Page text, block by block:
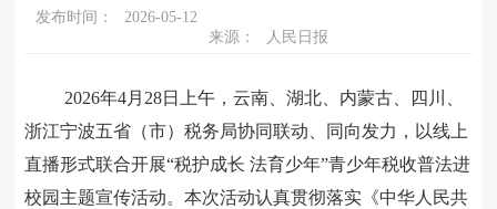
发布时间：
2026-05-12
来源：
人民日报
2026年4月 28日上午，云南、湖北、内蒙古、四川、
浙江宁波五省（市）税务局协同联动、同向发力，以线上
直播形式联合开展“税护成长 法育少年”青少年税收普法进
校园主题宣传活动。本次活动认真贯彻落实《中华人民共